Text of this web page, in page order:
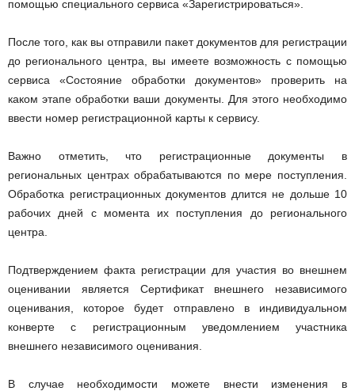
помощью специального сервиса «Зарегистрироваться».
После того, как вы отправили пакет документов для регистрации
до регионального центра, вы имеете возможность с помощью
сервиса «Состояние обработки документов» проверить на
каком этапе обработки ваши документы. Для этого необходимо
ввести номер регистрационной карты к сервису.
Важно отметить, что регистрационные документы в
региональных центрах обрабатываются по мере поступления.
Обработка регистрационных документов длится не дольше 10
рабочих дней с момента их поступления до регионального
центра.
Подтверждением факта регистрации для участия во внешнем
оценивании является Сертификат внешнего независимого
оценивания, которое будет отправлено в индивидуальном
конверте с регистрационным уведомлением участника
внешнего независимого оценивания.
В случае необходимости можете внести изменения в